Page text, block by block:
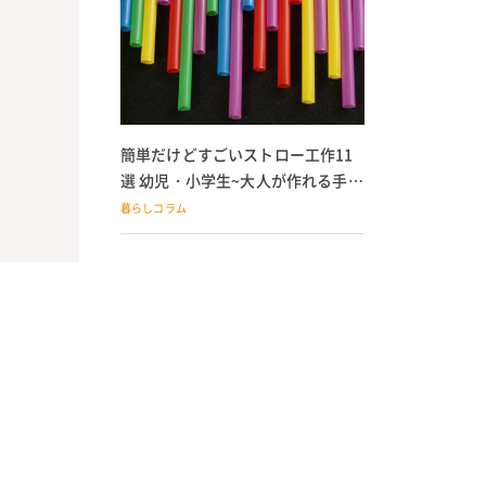
簡単だけどすごいストロー工作11
選 幼児・小学生~大人が作れる手作
りおもちゃ
暮らしコラム